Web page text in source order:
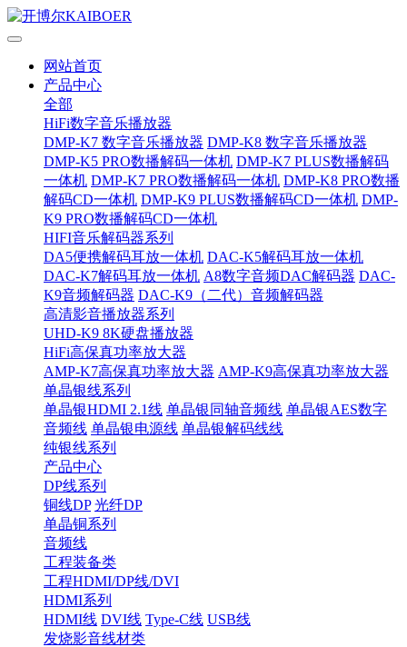
网站首页
产品中心
全部
HiFi数字音乐播放器
DMP-K7 数字音乐播放器 DMP-K8 数字音乐播放器
DMP-K5 PRO数播解码一体机 DMP-K7 PLUS数播解码
一体机 DMP-K7 PRO数播解码一体机 DMP-K8 PRO数播
解码CD一体机 DMP-K9 PLUS数播解码CD一体机 DMP-
K9 PRO数播解码CD一体机
HIFI音乐解码器系列
DA5便携解码耳放一体机 DAC-K5解码耳放一体机
DAC-K7解码耳放一体机 A8数字音频DAC解码器 DAC-
K9音频解码器 DAC-K9（二代）音频解码器
高清影音播放器系列
UHD-K9 8K硬盘播放器
HiFi高保真功率放大器
AMP-K7高保真功率放大器 AMP-K9高保真功率放大器
单晶银线系列
单晶银HDMI 2.1线 单晶银同轴音频线 单晶银AES数字
音频线 单晶银电源线 单晶银解码线线
纯银线系列
产品中心
DP线系列
铜线DP 光纤DP
单晶铜系列
音频线
工程装备类
工程HDMI/DP线/DVI
HDMI系列
HDMI线 DVI线 Type-C线 USB线
发烧影音线材类